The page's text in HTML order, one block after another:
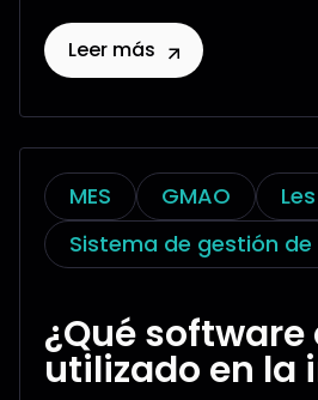
Leer más
MES GMAO
Les
Sistema de gestión
¿Qué software
utilizado en la